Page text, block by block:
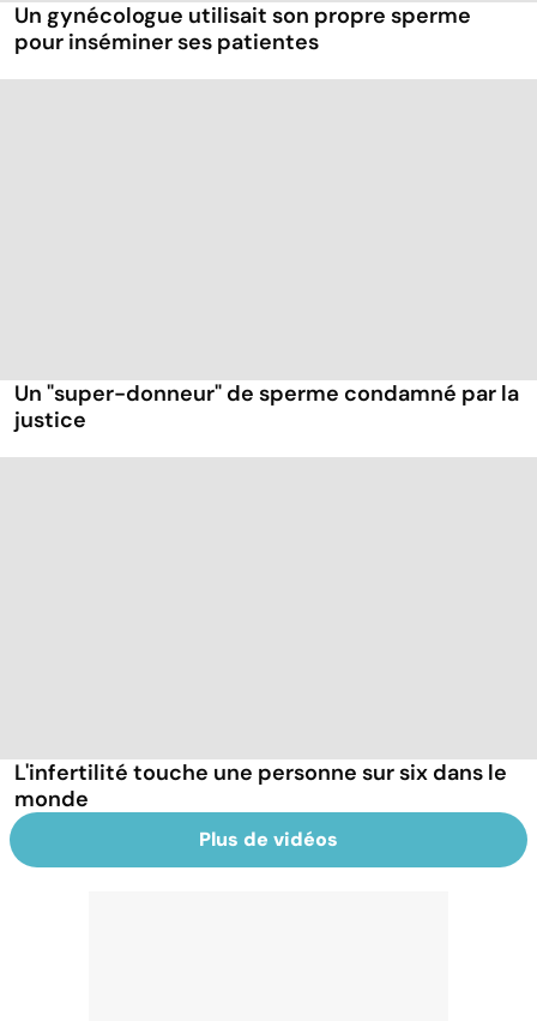
Un gynécologue utilisait son propre sperme
pour inséminer ses patientes
Un "super-donneur" de sperme condamné par la
justice
L'infertilité touche une personne sur six dans le
monde
Plus de vidéos